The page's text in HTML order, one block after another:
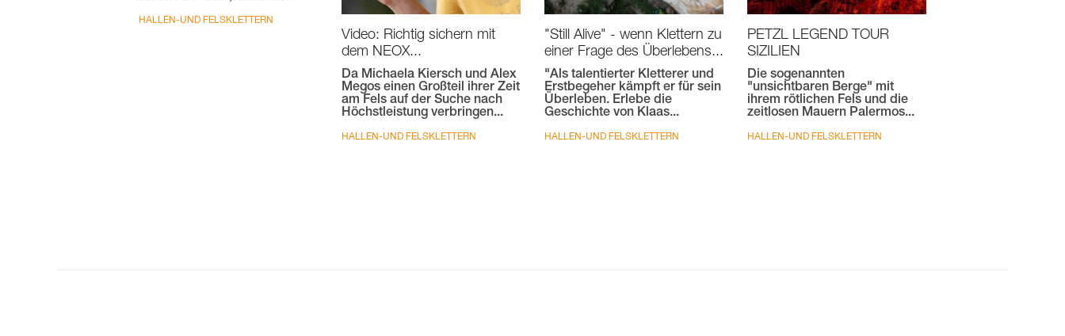
HALLEN-UND FELSKLETTERN
Video: Richtig sichern mit
dem NEOX...
Da Michaela Kiersch und Alex
Megos einen Großteil ihrer Zeit
am Fels auf der Suche nach
Höchstleistung verbringen...
HALLEN-UND FELSKLETTERN
"Still Alive" - wenn Klettern zu
einer Frage des Überlebens...
"Als talentierter Kletterer und
Erstbegeher kämpft er für sein
Überleben. Erlebe die
Geschichte von Klaas...
HALLEN-UND FELSKLETTERN
PETZL LEGEND TOUR
SIZILIEN
Die sogenannten
"unsichtbaren Berge" mit
ihrem rötlichen Fels und die
zeitlosen Mauern Palermos...
HALLEN-UND FELSKLETTERN